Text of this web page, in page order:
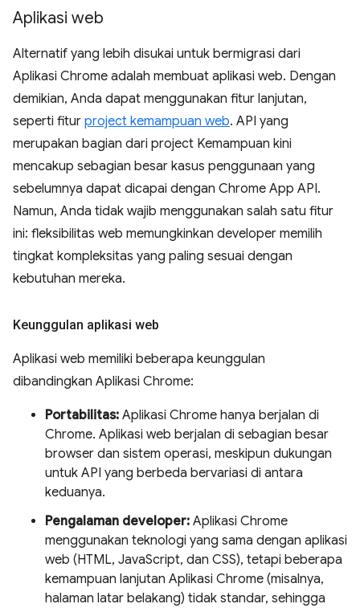
Aplikasi web
Alternatif yang lebih disukai untuk bermigrasi dari
Aplikasi Chrome adalah membuat aplikasi web. Dengan
demikian, Anda dapat menggunakan fitur lanjutan,
seperti fitur project kemampuan web. API yang
merupakan bagian dari project Kemampuan kini
mencakup sebagian besar kasus penggunaan yang
sebelumnya dapat dicapai dengan Chrome App API.
Namun, Anda tidak wajib menggunakan salah satu fitur
ini: fleksibilitas web memungkinkan developer memilih
tingkat kompleksitas yang paling sesuai dengan
kebutuhan mereka.
Keunggulan aplikasi web
Aplikasi web memiliki beberapa keunggulan
dibandingkan Aplikasi Chrome:
Portabilitas: Aplikasi Chrome hanya berjalan di
Chrome. Aplikasi web berjalan di sebagian besar
browser dan sistem operasi, meskipun dukungan
untuk API yang berbeda bervariasi di antara
keduanya.
Pengalaman developer: Aplikasi Chrome
menggunakan teknologi yang sama dengan aplikasi
web (HTML, JavaScript, dan CSS), tetapi beberapa
kemampuan lanjutan Aplikasi Chrome (misalnya,
halaman latar belakang) tidak standar, sehingga